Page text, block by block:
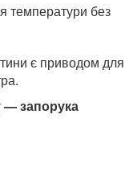
температури без
є приводом для
— запорука